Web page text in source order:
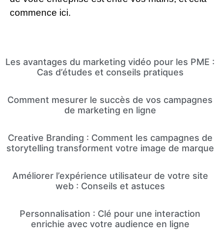
commence ici.
Les avantages du marketing vidéo pour les PME :
Cas d’études et conseils pratiques
Comment mesurer le succès de vos campagnes
de marketing en ligne
Creative Branding : Comment les campagnes de
storytelling transforment votre image de marque
Améliorer l’expérience utilisateur de votre site
web : Conseils et astuces
Personnalisation : Clé pour une interaction
enrichie avec votre audience en ligne